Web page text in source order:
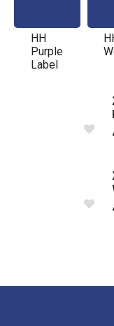
HH
Purple
Label